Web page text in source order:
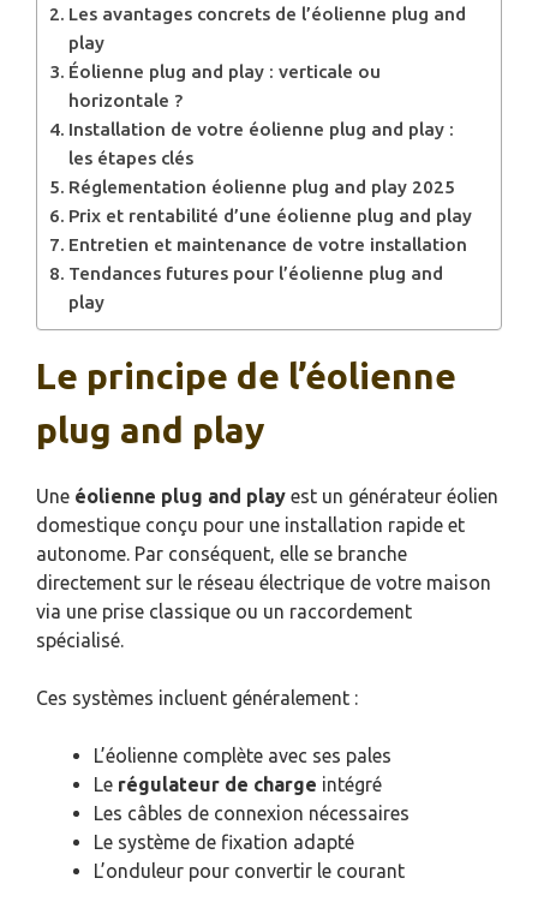
Les avantages concrets de l’éolienne plug and
play
Éolienne plug and play : verticale ou
horizontale ?
Installation de votre éolienne plug and play :
les étapes clés
Réglementation éolienne plug and play 2025
Prix et rentabilité d’une éolienne plug and play
Entretien et maintenance de votre installation
Tendances futures pour l’éolienne plug and
play
Le principe de l’éolienne
plug and play
Une éolienne plug and play est un générateur éolien
domestique conçu pour une installation rapide et
autonome. Par conséquent, elle se branche
directement sur le réseau électrique de votre maison
via une prise classique ou un raccordement
spécialisé.
Ces systèmes incluent généralement :
L’éolienne complète avec ses pales
Le régulateur de charge intégré
Les câbles de connexion nécessaires
Le système de fixation adapté
L’onduleur pour convertir le courant